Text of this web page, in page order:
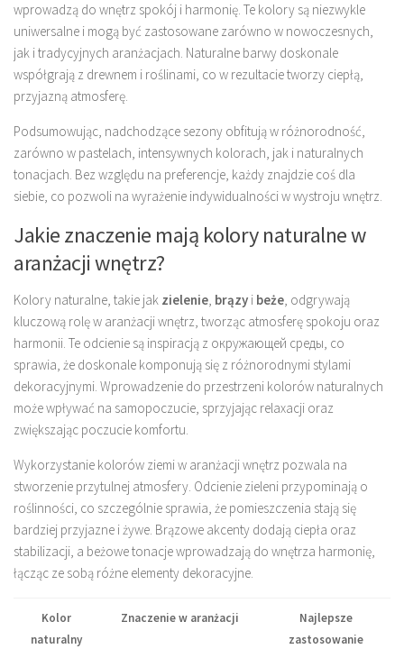
wprowadzą do wnętrz spokój i harmonię. Te kolory są niezwykle
uniwersalne i mogą być zastosowane zarówno w nowoczesnych,
jak i tradycyjnych aranżacjach. Naturalne barwy doskonale
współgrają z drewnem i roślinami, co w rezultacie tworzy ciepłą,
przyjazną atmosferę.
Podsumowując, nadchodzące sezony obfitują w różnorodność,
zarówno w pastelach, intensywnych kolorach, jak i naturalnych
tonacjach. Bez względu na preferencje, każdy znajdzie coś dla
siebie, co pozwoli na wyrażenie indywidualności w wystroju wnętrz.
Jakie znaczenie mają kolory naturalne w
aranżacji wnętrz?
Kolory naturalne, takie jak zielenie, brązy i beże, odgrywają
kluczową rolę w aranżacji wnętrz, tworząc atmosferę spokoju oraz
harmonii. Te odcienie są inspiracją z окружающей среды, co
sprawia, że doskonale komponują się z różnorodnymi stylami
dekoracyjnymi. Wprowadzenie do przestrzeni kolorów naturalnych
może wpływać na samopoczucie, sprzyjając relaxacji oraz
zwiększając poczucie komfortu.
Wykorzystanie kolorów ziemi w aranżacji wnętrz pozwala na
stworzenie przytulnej atmosfery. Odcienie zieleni przypominają o
roślinności, co szczególnie sprawia, że pomieszczenia stają się
bardziej przyjazne i żywe. Brązowe akcenty dodają ciepła oraz
stabilizacji, a beżowe tonacje wprowadzają do wnętrza harmonię,
łącząc ze sobą różne elementy dekoracyjne.
Kolor
naturalny
Znaczenie w aranżacji
Najlepsze
zastosowanie